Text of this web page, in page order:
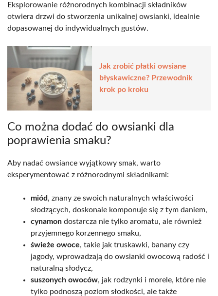
Eksplorowanie różnorodnych kombinacji składników
otwiera drzwi do stworzenia unikalnej owsianki, idealnie
dopasowanej do indywidualnych gustów.
Jak zrobić płatki owsiane
błyskawiczne? Przewodnik
krok po kroku
Co można dodać do owsianki dla
poprawienia smaku?
Aby nadać owsiance wyjątkowy smak, warto
eksperymentować z różnorodnymi składnikami:
miód, znany ze swoich naturalnych właściwości
słodzących, doskonale komponuje się z tym daniem,
cynamon dostarcza nie tylko aromatu, ale również
przyjemnego korzennego smaku,
świeże owoce, takie jak truskawki, banany czy
jagody, wprowadzają do owsianki owocową radość i
naturalną słodycz,
suszonych owoców, jak rodzynki i morele, które nie
tylko podnoszą poziom słodkości, ale także